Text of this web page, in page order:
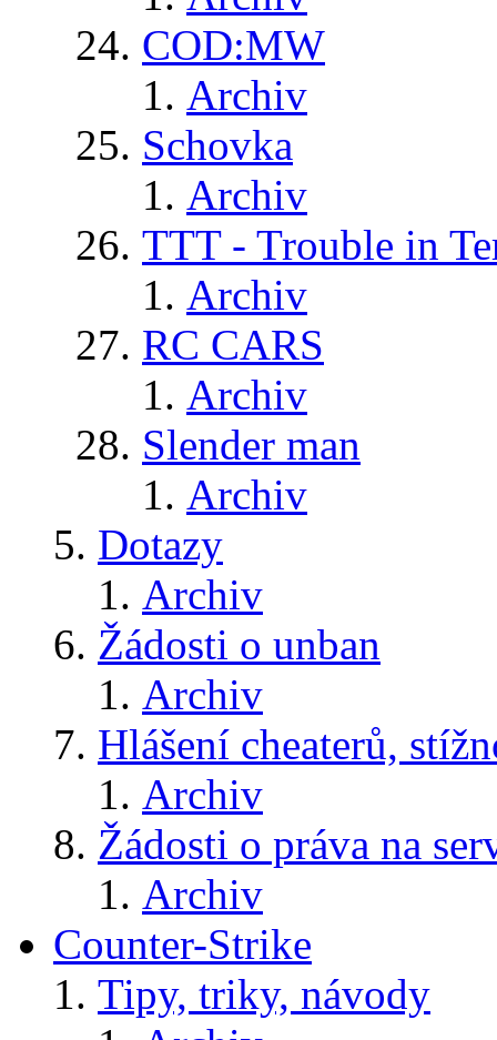
COD:MW
Archiv
Schovka
Archiv
TTT - Trouble in
Archiv
RC CARS
Archiv
Slender man
Archiv
Dotazy
Archiv
Žádosti o unban
Archiv
Hlášení cheaterů,
Archiv
Žádosti o práva na
Archiv
Counter-Strike
Tipy, triky, návody